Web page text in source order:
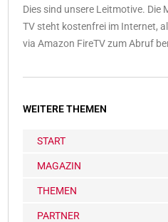
Dies sind unsere Leitmotive. Die
TV steht kostenfrei im Internet,
via Amazon FireTV zum Abruf
WEITERE THEMEN
START
MAGAZIN
THEMEN
PARTNER